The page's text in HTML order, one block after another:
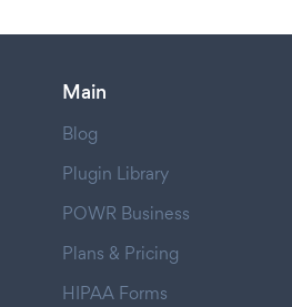
Main
Blog
Plugin Library
POWR Business
Plans & Pricing
HIPAA Forms